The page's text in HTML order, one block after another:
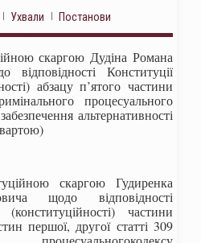
Ухвали Постанови
скаргою Дудіна Романа
Конституції
абзацу п’ятого частини
процесуального
альтернативності
скаргою Гудиренка
щодо відповідності
частини
першої, другої статті 309